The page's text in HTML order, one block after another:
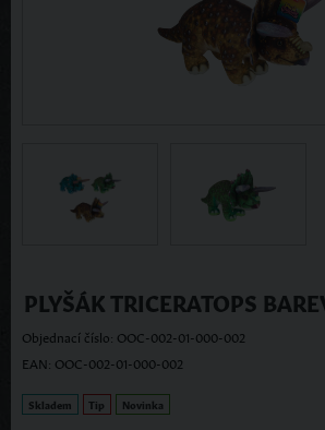
PLYŠÁK TRICERATOPS
Objednací číslo: OOC-002-01-000-002
EAN: OOC-002-01-000-002
Skladem Tip Novinka